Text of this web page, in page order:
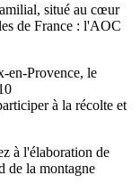
situé au cœur
de France : l'AOC
en-Provence, le
à la récolte et
à l'élaboration de
de la montagne